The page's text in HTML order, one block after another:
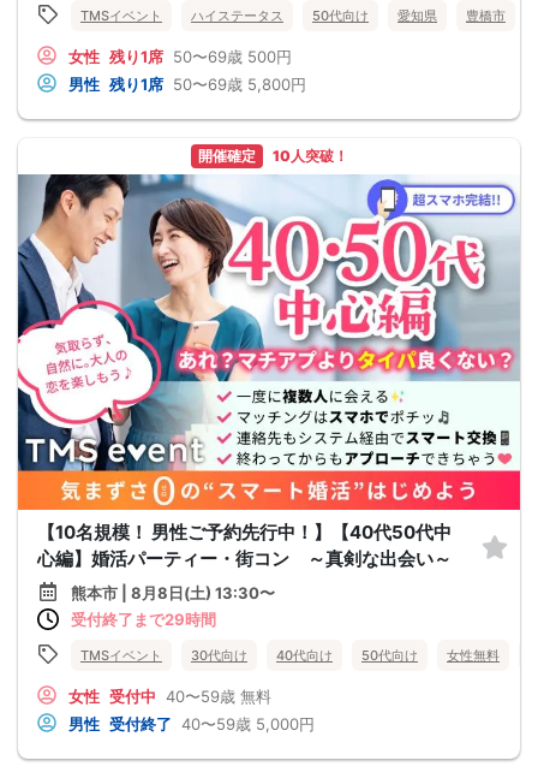
TMSイベント ハイステータス 50代向け 愛知県 豊橋市
女性 残り1席 50〜69歳 500円
男性 残り1席 50〜69歳 5,800円
開催確定 10人突破！
【10名規模！ 男性ご予約先行中！】【40代50代中
心編】婚活パーティー・街コン ～真剣な出会い～
熊本市 | 8月8日(土) 13:30〜
受付終了まで29時間
TMSイベント 30代向け 40代向け 50代向け 女性無料
女性 受付中 40〜59歳 無料
男性 受付終了 40〜59歳 5,000円